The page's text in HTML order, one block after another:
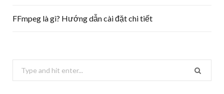
FFmpeg là gì? Hướng dẫn cài đặt chi tiết